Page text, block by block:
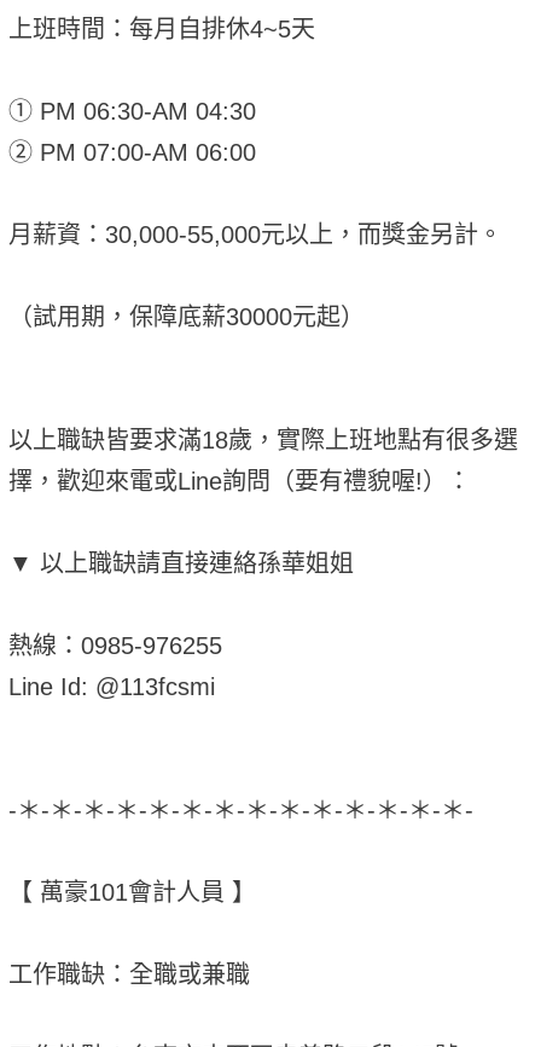
上班時間：每月自排休4~5天
① PM 06:30-AM 04:30
② PM 07:00-AM 06:00
月薪資：30,000-55,000元以上，而獎金另計。
（試用期，保障底薪30000元起）
以上職缺皆要求滿18歲，實際上班地點有很多選
擇，歡迎來電或Line詢問（要有禮貌喔!）：
▼ 以上職缺請直接連絡孫華姐姐
熱線：0985-976255
Line Id: @113fcsmi
-＊-＊-＊-＊-＊-＊-＊-＊-＊-＊-＊-＊-＊-＊-
【 萬豪101會計人員 】
工作職缺：全職或兼職